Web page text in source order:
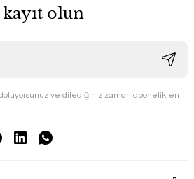
olun
ve dilediğiniz zaman abonelikten